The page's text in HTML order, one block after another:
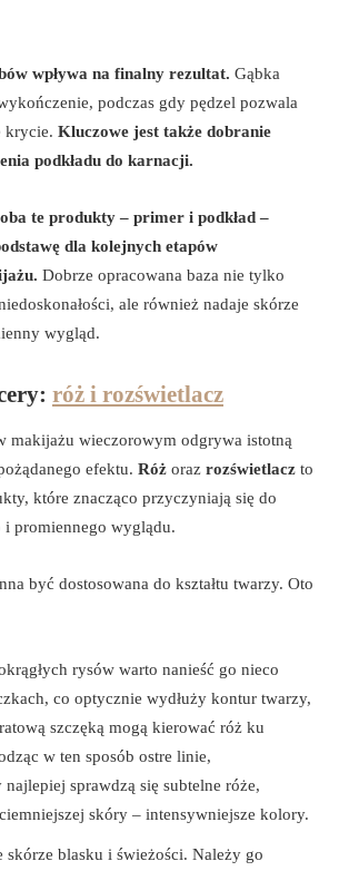
wpływa na finalny rezultat. Gąbka
podczas gdy pędzel pozwala
krycie. Kluczowe jest także dobranie
podkładu do karnacji.
te produkty – primer i podkład –
dla kolejnych etapów
Dobrze opracowana baza nie tylko
ale również nadaje skórze
wygląd.
róż i rozświetlacz
makijażu wieczorowym odgrywa istotną
efektu. Róż oraz rozświetlacz to
które znacząco przyczyniają się do
i promiennego wyglądu.
być dostosowana do kształtu twarzy. Oto
rysów warto nanieść go nieco
co optycznie wydłuży kontur twarzy,
szczęką mogą kierować róż ku
w ten sposób ostre linie,
najlepiej sprawdzą się subtelne róże,
skóry – intensywniejsze kolory.
skórze blasku i świeżości. Należy go